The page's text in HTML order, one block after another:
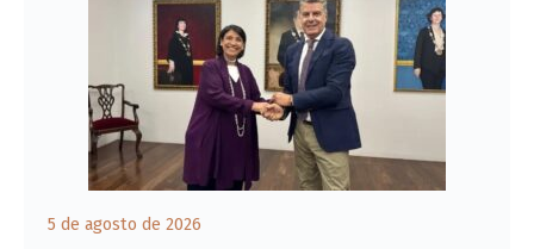
5 de agosto de 2026